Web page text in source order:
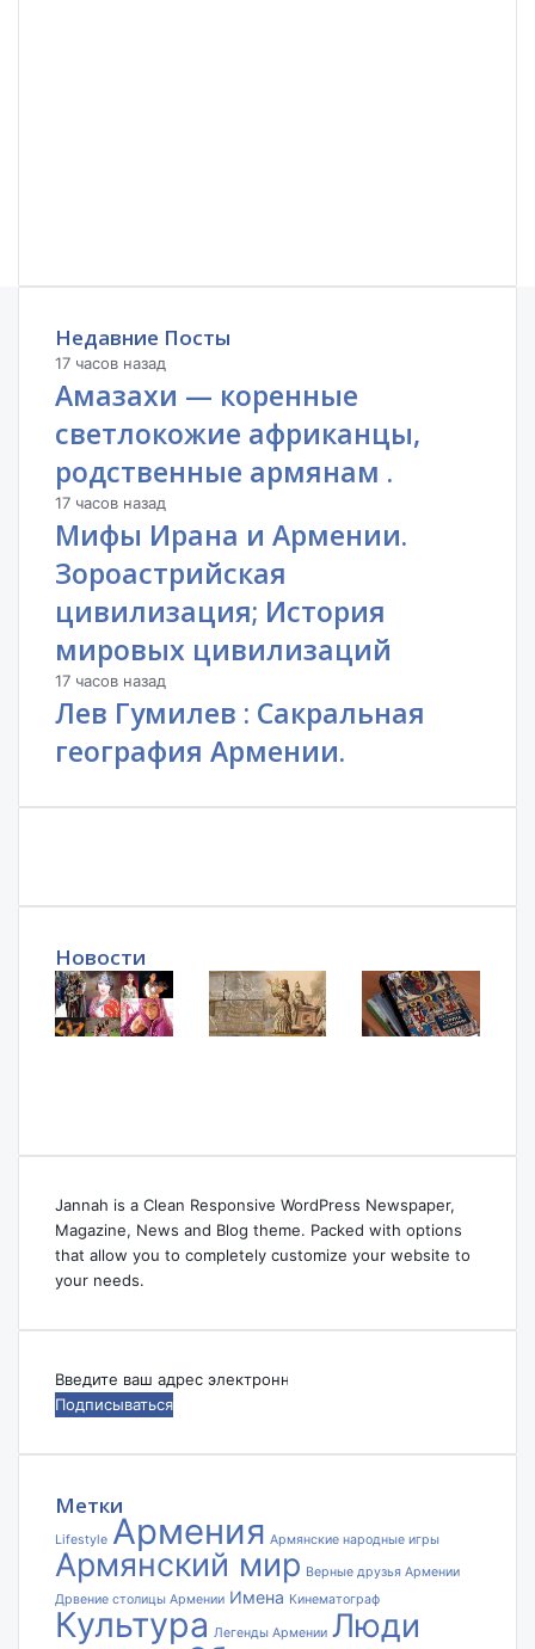
Недавние Посты
17 часов назад
Амазахи — коренные
светлокожие африканцы,
родственные армянам .
17 часов назад
Мифы Ирана и Армении.
Зороастрийская
цивилизация; История
мировых цивилизаций
17 часов назад
Лев Гумилев : Сакральная
география Армении.
Новости
Jannah is a Clean Responsive WordPress Newspaper,
Magazine, News and Blog theme. Packed with options
that allow you to completely customize your website to
your needs.
Введите
ваш
электронной
Метки
Lifestyle Армения Армянские народные игры
Армянский мир Верные друзья Армении
Дрвение столицы Армении Имена Кинематограф
Культура Легенды Армении Люди